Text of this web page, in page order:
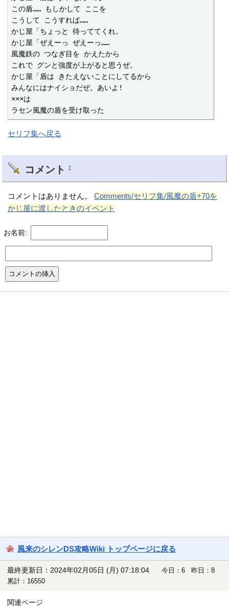
この盾…… もしかして ここを
こうして こうすれば……
かじ屋「ちょっと 待っててくれ。
かじ屋「ぜえーっ ぜえーっ……
風魔鉄の つなぎ目を かえたから
これで グンと強度が上がると思うぜ。
かじ屋「盾は きたえないことにしてるから
みんなにはナイショだぜ。あいよ!
×××は
ラセン風魔の盾を受け取った
セリフ集へ戻る
コメント †
コメントはありません。Comments/セリフ集/風魔の盾+70を
かじ屋に渡したときのイベント
お名前:
風来のシレンDS攻略Wiki トップページに戻る
最終更新日：2024年02月05日 (月) 07:18:04
今日：6 昨日：8
累計：16550
関連ページ